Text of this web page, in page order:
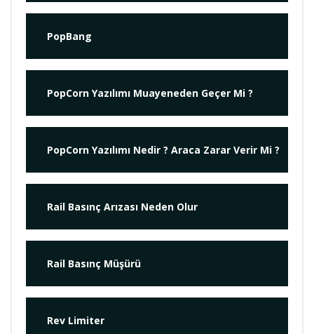
PopBang
PopCorn Yazılımı Muayeneden Geçer Mi ?
PopCorn Yazılımı Nedir ? Araca Zarar Verir Mi ?
Rail Basınç Arızası Neden Olur
Rail Basınç Müşürü
Rev Limiter